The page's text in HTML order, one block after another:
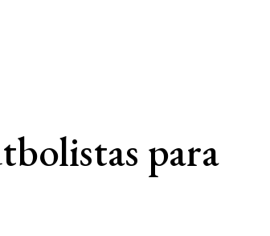
para